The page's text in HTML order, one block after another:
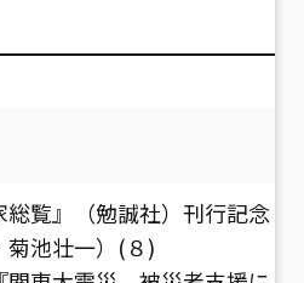
覧』（勉誠社）刊行記念
菊池壮一）(８)